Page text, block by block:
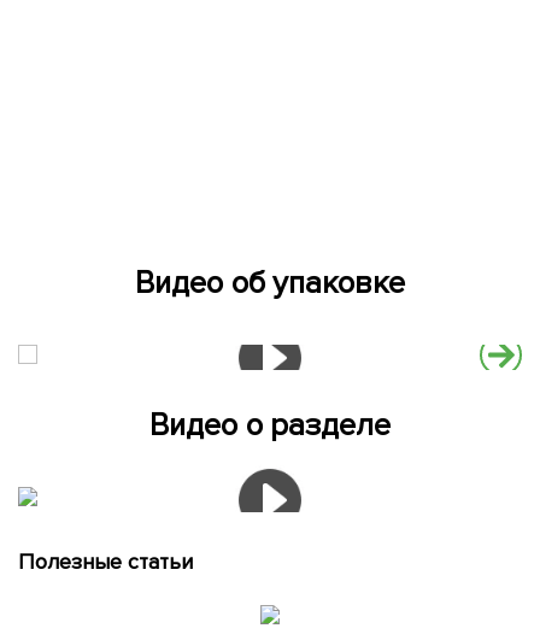
Видео об упаковке
Видео о разделе
Полезные статьи